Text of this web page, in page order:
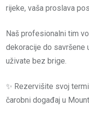
rijeke, vaša proslava
Naš profesionalni tim
dekoracije do
uživate bez brige.
✨ Rezervišite svoj
čarobni događaj u